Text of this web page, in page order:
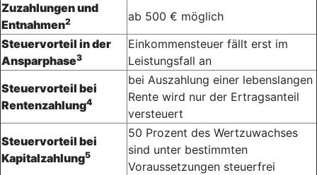
Zuzahlungen und
Entnahmen2
ab 500 € möglich
Steuervorteil in der
Ansparphase3
Einkommensteuer fällt erst im
Leistungsfall an
Steuervorteil bei
Rentenzahlung4
bei Auszahlung einer lebenslangen
Rente wird nur der Ertragsanteil
versteuert
Steuervorteil bei
Kapitalzahlung5
50 Prozent des Wertzuwachses
sind unter bestimmten
Voraussetzungen steuerfrei